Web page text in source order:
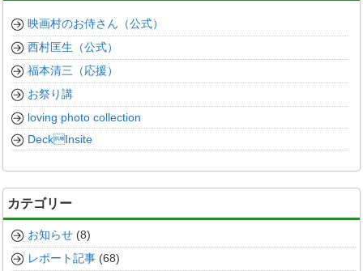
映画村のお侍さん（公式）
西村匡生（公式）
福本清三（応援）
お祭り講
loving photo collection
DeckInsite
カテゴリー
お知らせ (8)
レポート記事 (68)